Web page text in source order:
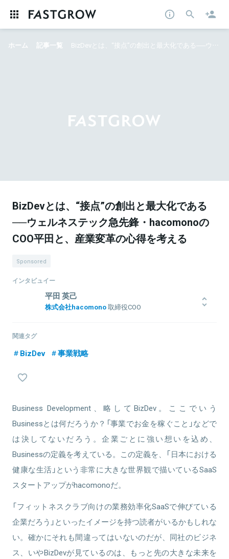
ホーム 記事一覧 BizDevとは、“接点”の創出と最大化である──ウェルネステック急先鋒・hacomonoのCOO平田と、産業変革の心得を考える
BizDevとは、“接点”の創出と最大化である
──ウェルネステック急先鋒・hacomonoの
COO平田と、産業変革の心得を考える
Sponsored
インタビュイー
平田 英己
株式会社hacomono取締役COO
業再生などのプロジェクトに従事。その後、楽天グループ株式会社
4月にCOOとして、hacomonoに参画。7月より取締役就任。
関連タグ
BizDev 事業戦略
Business Development、略してBizDev。ここでいう
Businessとは何だろうか？「事業でお金を稼ぐこと」などで
は決してないだろう。企業ごとに強い想いを込め、
Businessの定義を考えている。この定義を、「日本における
健康な生活」という非常に大きな世界観で描いているSaaS
スタートアップがhacomonoだ。
「フィットネスクラブ向けの業務効率化SaaSで伸びている
企業だろう」といったイメージを持つ読者がいるかもしれな
い。確かにそれも間違ってはいないのだが、同社のビジネ
ス、いやBizDevが見ているのは、もっと先の大きな未来を